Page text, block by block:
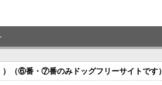
（⑥番・⑦番のみドッグフリーサイトです）